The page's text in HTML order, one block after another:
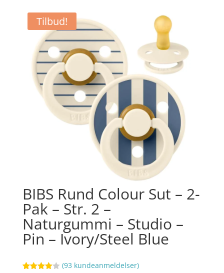
Tilbud!
BIBS Rund Colour Sut – 2-
Pak – Str. 2 –
Naturgummi – Studio –
Pin – Ivory/Steel Blue
(93 kundeanmeldelser)